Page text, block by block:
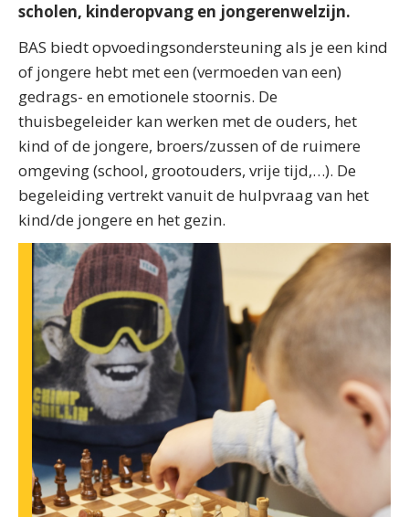
scholen, kinderopvang en jongerenwelzijn.
BAS biedt opvoedingsondersteuning als je een kind
of jongere hebt met een (vermoeden van een)
gedrags- en emotionele stoornis. De
thuisbegeleider kan werken met de ouders, het
kind of de jongere, broers/zussen of de ruimere
omgeving (school, grootouders, vrije tijd,…). De
begeleiding vertrekt vanuit de hulpvraag van het
kind/de jongere en het gezin.